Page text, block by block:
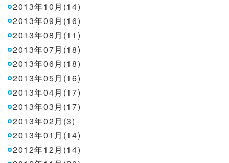
2013年10月(14)
2013年09月(16)
2013年08月(11)
2013年07月(18)
2013年06月(18)
2013年05月(16)
2013年04月(17)
2013年03月(17)
2013年02月(3)
2013年01月(14)
2012年12月(14)